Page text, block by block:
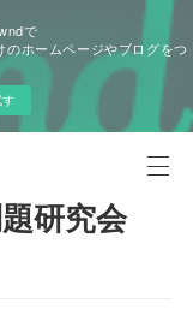
で
のホームページやブログをつ
研究会